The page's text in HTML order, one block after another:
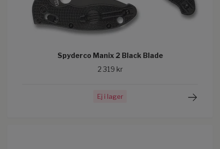
Spyderco Manix 2 Black Blade
2 319 kr
Ej i lager